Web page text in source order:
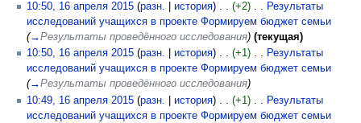
10:50, 16 апреля 2015 (разн. история) (+2)
Результаты
исследований учащихся в проекте Формируем бюджет семьи
(→Результаты проведённого исследования) (текущая)
10:50, 16 апреля 2015 (разн. история) (+1)
Результаты
исследований учащихся в проекте Формируем бюджет семьи
(→Результаты проведённого исследования)
10:49, 16 апреля 2015 (разн. история) (+1)
Результаты
исследований учащихся в проекте Формируем бюджет семьи